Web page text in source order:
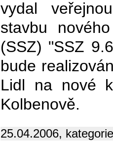
vydal
stavbu
(SSZ) "SSZ
bude
Lidl na nové
Kolbenově.
25.04.2006,